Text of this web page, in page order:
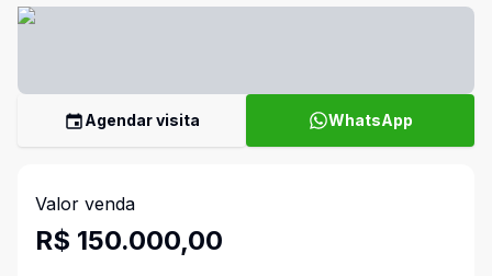
Agendar visita WhatsApp
Valor venda
R$ 150.000,00